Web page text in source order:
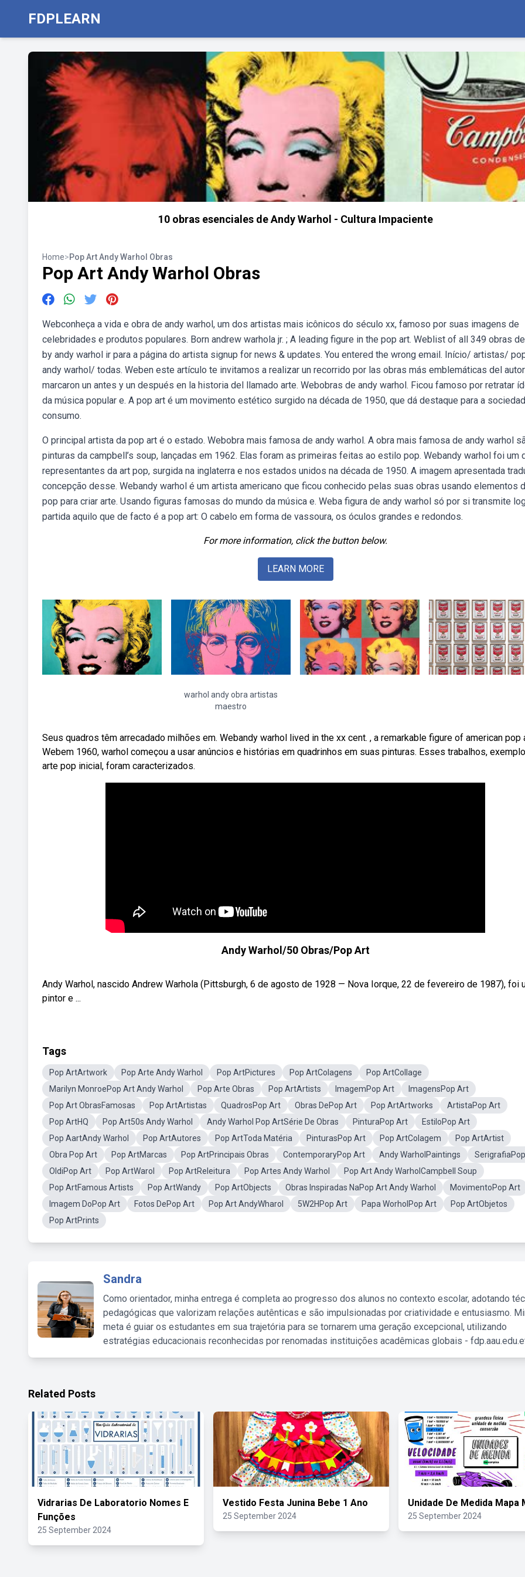
FDPLEARN
10 obras esenciales de Andy Warhol - Cultura Impaciente
Home>Pop Art Andy Warhol Obras
Pop Art Andy Warhol Obras
Webconheça a vida e obra de andy warhol, um dos artistas mais icônicos do século xx, famoso por suas imagens de
celebridades e produtos populares. Born andrew warhola jr. ; A leading figure in the pop art. Weblist of all 349 obras
by andy warhol ir para a página do artista signup for news & updates. You entered the wrong email. Início/ artistas/
andy warhol/ todas. Weben este artículo te invitamos a realizar un recorrido por las obras más emblemáticas del
marcaron un antes y un después en la historia del llamado arte. Webobras de andy warhol. Ficou famoso por retratar
da música popular e. A pop art é um movimento estético surgido na década de 1950, que dá destaque para a
consumo.
O principal artista da pop art é o estado. Webobra mais famosa de andy warhol. A obra mais famosa de andy warhol
pinturas da campbell’s soup, lançadas em 1962. Elas foram as primeiras feitas ao estilo pop. Webandy warhol foi um
representantes da art pop, surgida na inglaterra e nos estados unidos na década de 1950. A imagem apresentada
concepção desse. Webandy warhol é um artista americano que ficou conhecido pelas suas obras usando elementos
pop para criar arte. Usando figuras famosas do mundo da música e. Weba figura de andy warhol só por si transmite
partida aquilo que de facto é a pop art: O cabelo em forma de vassoura, os óculos grandes e redondos.
For more information, click the button below.
LEARN MORE
warhol andy obra artistas
maestro
Seus quadros têm arrecadado milhões em. Webandy warhol lived in the xx cent. , a remarkable figure of american pop
Webem 1960, warhol começou a usar anúncios e histórias em quadrinhos em suas pinturas. Esses trabalhos,
arte pop inicial, foram caracterizados.
Andy Warhol/50 Obras/Pop Art
Andy Warhol, nascido Andrew Warhola (Pittsburgh, 6 de agosto de 1928 — Nova Iorque, 22 de fevereiro de 1987), foi
pintor e ...
Tags
Pop ArtArtwork Pop Arte Andy Warhol Pop ArtPictures Pop ArtColagens
Pop ArtCollage
Marilyn MonroePop Art Andy Warhol
Pop Arte Obras Pop ArtArtists ImagemPop Art
ImagensPop Art
Pop Art ObrasFamosas
Pop ArtArtistas QuadrosPop Art Obras DePop Art Pop ArtArtworks
ArtistaPop Art
Pop ArtHQ
Pop Art50s Andy Warhol Andy Warhol Pop ArtSérie De Obras PinturaPop Art
EstiloPop Art
Pop AartAndy Warhol
Pop ArtAutores Pop ArtToda Matéria PinturasPop Art Pop ArtColagem
Pop ArtArtist
Obra Pop Art
Pop ArtMarcas Pop ArtPrincipais Obras ContemporaryPop Art Andy WarholPaintings
OldiPop Art
Pop ArtWarol Pop ArtReleitura Pop Artes Andy Warhol
Pop Art Andy WarholCampbell Soup
Pop ArtFamous Artists
Pop ArtWandy Pop ArtObjects Obras Inspiradas NaPop Art Andy Warhol
MovimentoPop Art
Imagem DoPop Art
Fotos DePop Art Pop Art AndyWharol 5W2HPop Art Papa WorholPop Art
Pop ArtObjetos
Pop ArtPrints
Sandra
Como orientador, minha entrega é completa ao progresso dos alunos no contexto escolar, adotando
pedagógicas que valorizam relações autênticas e são impulsionadas por criatividade e entusiasmo.
meta é guiar os estudantes em sua trajetória para se tornarem uma geração excepcional, utilizando
estratégias educacionais reconhecidas por renomadas instituições acadêmicas globais -
Related Posts
Vidrarias De Laboratorio Nomes E
Funções
25 September 2024
Vestido Festa Junina Bebe 1 Ano
25 September 2024
Unidade De Medida Mapa
25 September 2024